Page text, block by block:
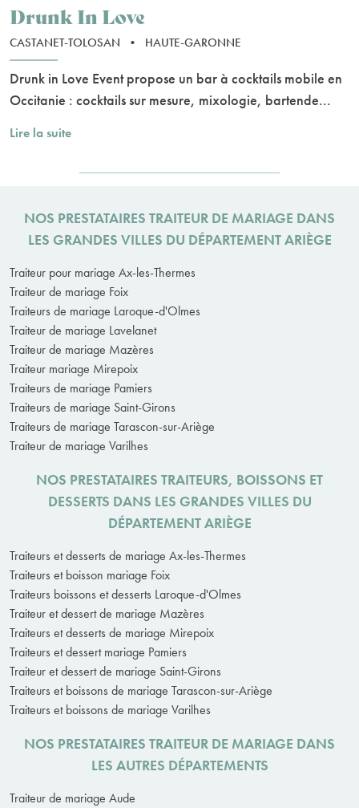
Drunk In Love
CASTANET-TOLOSAN • HAUTE-GARONNE
Drunk in Love Event propose un bar à cocktails mobile en
Occitanie : cocktails sur mesure, mixologie, bartende...
Lire la suite
NOS PRESTATAIRES TRAITEUR DE MARIAGE DANS
LES GRANDES VILLES DU DÉPARTEMENT ARIÈGE
Traiteur pour mariage Ax-les-Thermes
Traiteur de mariage Foix
Traiteurs de mariage Laroque-d'Olmes
Traiteur de mariage Lavelanet
Traiteur de mariage Mazères
Traiteur mariage Mirepoix
Traiteurs de mariage Pamiers
Traiteurs de mariage Saint-Girons
Traiteurs de mariage Tarascon-sur-Ariège
Traiteur de mariage Varilhes
NOS PRESTATAIRES TRAITEURS, BOISSONS ET
DESSERTS DANS LES GRANDES VILLES DU
DÉPARTEMENT ARIÈGE
Traiteurs et desserts de mariage Ax-les-Thermes
Traiteurs et boisson mariage Foix
Traiteurs boissons et desserts Laroque-d'Olmes
Traiteur et dessert de mariage Mazères
Traiteurs et desserts de mariage Mirepoix
Traiteurs et dessert mariage Pamiers
Traiteur et dessert de mariage Saint-Girons
Traiteurs et boissons de mariage Tarascon-sur-Ariège
Traiteurs et boissons de mariage Varilhes
NOS PRESTATAIRES TRAITEUR DE MARIAGE DANS
LES AUTRES DÉPARTEMENTS
Traiteur de mariage Aude